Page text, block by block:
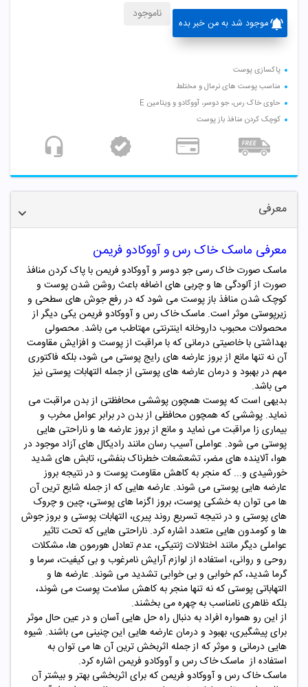
موجود شد به من خبر بده
ناموجود
پاکسازی پوست
مناسب پوست های نرمال و مختلط
حاوی خاک رس، جو دوسر، آووکادو و ویتامین E
کوچک کردن منافذ باز پوست
معرفی
معرفی ماسک خاک رس و آووکادو فریمن
ماسک صورت خاک رسی جو دوسر و آووکادو فریمن با پاک کردن منافذ
صورت از آلودگی ها و چربی های اضافه باعث روشن شدن پوست و
کوچک شدن منافذ باز پوست می شود که در رفع جوش های سطحی و
زیرپوستی موثر است. ماسک خاک رس و آووکادو فریمن یکی دیگر از
محصولات محبوب داروخانه اینترنتی مهتاطب می باشد. محصولی
بهداشتی با خاصیتی درمانی که با مراقبت از پوست و افزایش مقاومت
آن نه تنها مانع از بروز عارضه های رایج پوستی می شود، بلکه فاکتوری
مهم در بهبود و درمان عارضه های پوستی از جمله التهابات پوستی نیز
می باشد.
بدیهی است که پوست همچون پوششی محافظتی از بدن مراقبت می
نماید. پوششی که همچون محافظی از بدن در برابر عوامل مخرب و
بیماری زا مراقبت می نماید و مانع از بروز عارضه ها و ناراحتی هایی
پوستی می شود. عواملی آسیب رسان مانند رادیکال های آزاد موجود در
هوا، آلاینده های مضر، تشعشعات خطرناک بنفشی، تابش های شدید
خورشیدی و... که منجر به کاهش مقاومت پوست و در نتیجه بروز
عارضه هایی پوستی می شوند. عارضه هایی که از جمله شایع ترین آن
ها می توان به خشکی پوست، بروز اگزما های پوستی، چین و چروک
های پوستی و در نتیجه تسریع روند پیری، التهابات پوستی و بروز جوش
ها و کومدون هایی متعدد اشاره کرد. ناراحتی هایی که تحت تاثیر
عواملی دیگر مانند اختلالات ژنتیکی، عدم تعادل هورمون ها، مشکلات
روحی و روانی، استفاده از لوازم آرایش نامرغوب و بی کیفیت، سرما و
گرما شدید، کم خوابی و بی خوابی تشدید می شوند. عارضه ها و
التهاباتی پوستی که نه تنها منجر به کاهش سلامت پوست می شوند،
بلکه ظاهری نامناسب به چهره می بخشند.
از این رو همواره افراد به دنبال راه حل هایی آسان و در عین حال موثر
برای پیشگیری، بهبود و درمان عارضه هایی این چنینی می باشند. شیوه
هایی درمانی و موثر که از جمله اثربخش ترین آن ها می توان به
استفاده از ماسکخاک رس و آووکادو فریمن اشاره کرد.
ماسکخاک رس و آووکادو فریمن که برای اثربخشی بهتر و بیشتر آن